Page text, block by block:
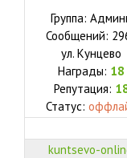
Группа:
Сообщений:
ул. Кунцево
Награды: 18
Репутация:
Статус:
kuntsevo-